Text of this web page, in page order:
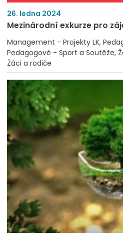
26. ledna 2024
Mezinárodní exkurze pro
Management - Projekty LK
Pedagogové - Sport a Soutěže
Žáci a rodiče